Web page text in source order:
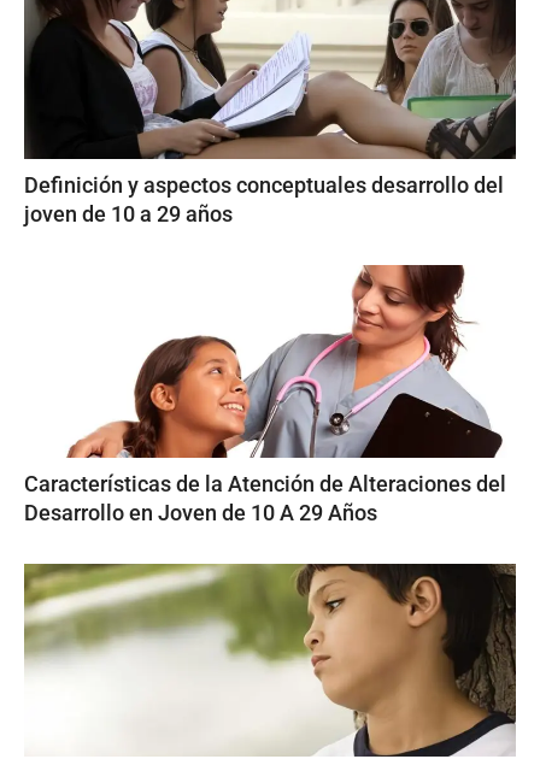
Definición y aspectos conceptuales desarrollo del
joven de 10 a 29 años
Características de la Atención de Alteraciones del
Desarrollo en Joven de 10 A 29 Años